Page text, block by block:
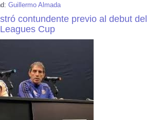
Guillermo Almada
contundente previo al debut del
Cup